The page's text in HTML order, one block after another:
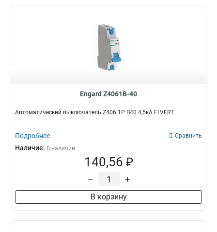
Engard Z4061B-40
Автоматический выключатель Z406 1Р B40 4,5кА ELVERT
Подробнее Сравнить
Наличие: В наличии
140,56 ₽
– +
В корзину